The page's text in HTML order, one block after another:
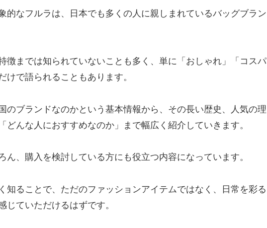
的なフルラは、日本でも多くの人に親しまれているバッグブラン
徴までは知られていないことも多く、単に「おしゃれ」「コスパ
けで語られることもあります。
のブランドなのかという基本情報から、その長い歴史、人気の理
どんな人におすすめなのか」まで幅広く紹介していきます。
ん、購入を検討している方にも役立つ内容になっています。
知ることで、ただのファッションアイテムではなく、日常を彩る
じていただけるはずです。